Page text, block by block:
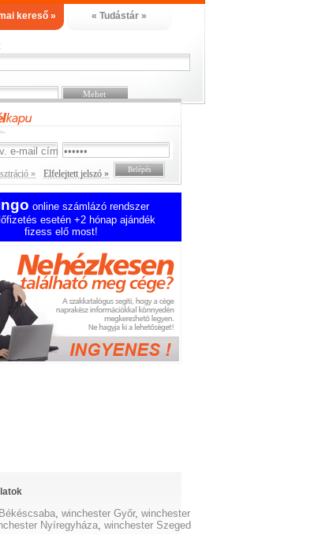
kereső » « Tudástár »
» Elfelejtett jelszó »
online számlázó rendszer
esetén +2 hónap ajándék
fizess elő most!
,winchester Győr,winchester
Nyíregyháza,winchester Szeged